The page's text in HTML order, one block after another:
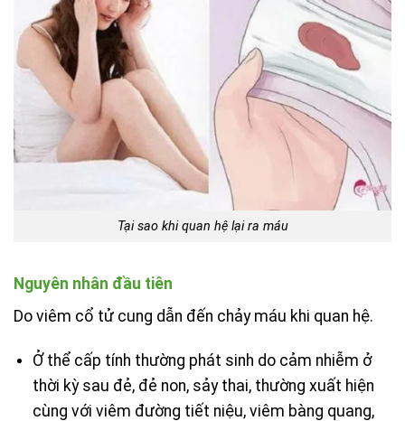
Tại sao khi quan hệ lại ra máu
Nguyên nhân đầu tiên
Do viêm cổ tử cung dẫn đến chảy máu khi quan hệ.
Ở thể cấp tính thường phát sinh do cảm nhiễm ở
thời kỳ sau đẻ, đẻ non, sảy thai, thường xuất hiện
cùng với viêm đường tiết niệu, viêm bàng quang,